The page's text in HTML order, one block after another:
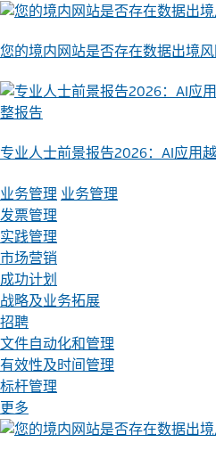
您的境内网站是否存在数据出境风
整报告
专业人士前景报告2026：AI应用
业务管理 业务管理
发票管理
实践管理
市场营销
成功计划
战略及业务拓展
招聘
文件自动化和管理
有效性及时间管理
标杆管理
更多